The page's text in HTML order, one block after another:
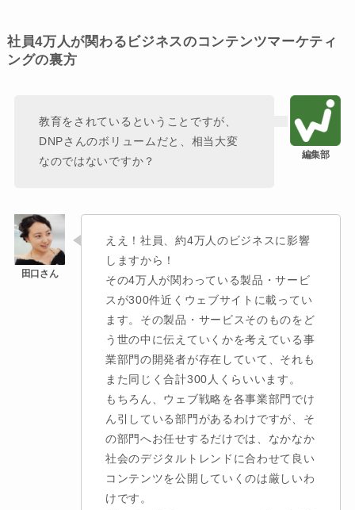
社員4万人が関わるビジネスのコンテンツマーケティ
ングの裏方
教育をされているということですが、
DNPさんのボリュームだと、相当大変
なのではないですか？
ええ！社員、約4万人のビジネスに影響
しますから！
その4万人が関わっている製品・サービ
スが300件近くウェブサイトに載ってい
ます。その製品・サービスそのものをど
う世の中に伝えていくかを考えている事
業部門の開発者が存在していて、それも
また同じく合計300人くらいいます。
もちろん、ウェブ戦略を各事業部門でけ
ん引している部門があるわけですが、そ
の部門へお任せするだけでは、なかなか
社会のデジタルトレンドに合わせて良い
コンテンツを公開していくのは厳しいわ
けです。